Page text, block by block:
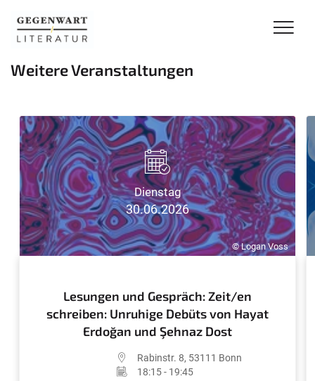
Weitere Veranstaltungen
© Logan Voss
Dienstag
30.06.2026
Lesungen und Gespräch: Zeit/en
schreiben: Unruhige Debüts von Hayat
Erdoğan und Şehnaz Dost
Rabinstr. 8, 53111 Bonn
18:15 - 19:45